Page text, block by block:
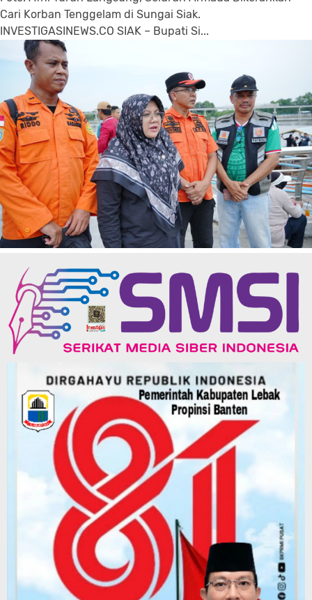
Cari Korban Tenggelam di Sungai Siak.
INVESTIGASINEWS.CO SIAK – Bupati Si...